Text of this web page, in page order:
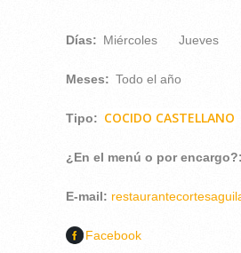
Días: Miércoles Jueves
Meses: Todo el año
Tipo: COCIDO CASTELLANO
¿En el menú o por encargo?:
E-mail:
Facebook